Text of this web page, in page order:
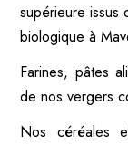
supérieure issus
biologique à
Farines, pâtes
de nos vergers
Nos céréales